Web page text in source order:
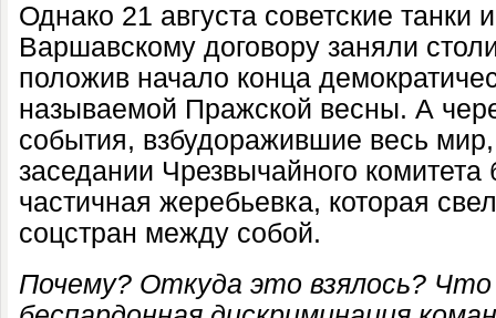
Однако 21 августа советские танки
Варшавскому договору заняли
положив начало конца
называемой Пражской весны. А
события, взбудоражившие весь
заседании Чрезвычайного
частичная жеребьевка, которая
соцстран между собой.
Почему? Откуда это взялось? Что